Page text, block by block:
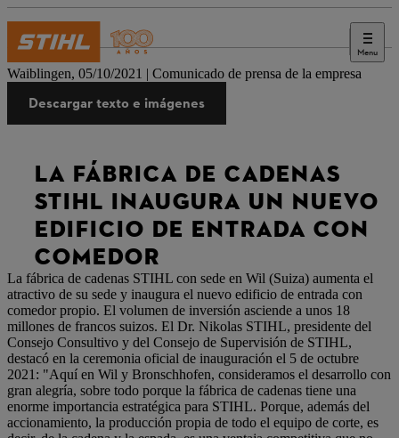
Menu
Prensa
Waiblingen, 05/10/2021 | Comunicado de prensa de la empresa
Descargar texto e imágenes
LA FÁBRICA DE CADENAS
STIHL INAUGURA UN NUEVO
EDIFICIO DE ENTRADA CON
COMEDOR
La fábrica de cadenas STIHL con sede en Wil (Suiza) aumenta el
atractivo de su sede y inaugura el nuevo edificio de entrada con
comedor propio. El volumen de inversión asciende a unos 18
millones de francos suizos. El Dr. Nikolas STIHL, presidente del
Consejo Consultivo y del Consejo de Supervisión de STIHL,
destacó en la ceremonia oficial de inauguración el 5 de octubre
2021: "Aquí en Wil y Bronschhofen, consideramos el desarrollo con
gran alegría, sobre todo porque la fábrica de cadenas tiene una
enorme importancia estratégica para STIHL. Porque, además del
accionamiento, la producción propia de todo el equipo de corte, es